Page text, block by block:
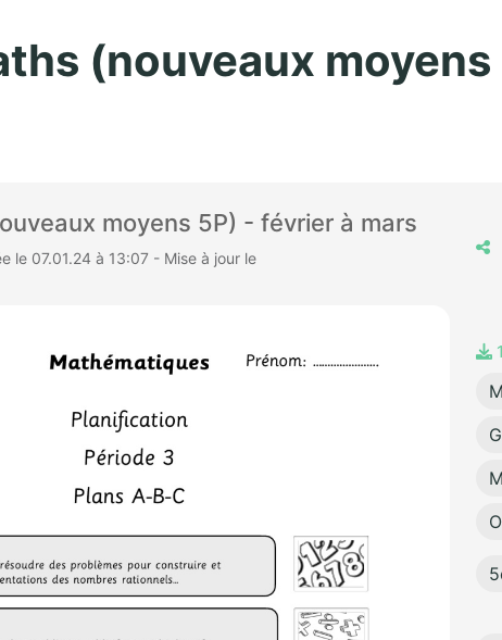
(nouveaux
moyens 5P) - février à mars
le 07.01.24 à 13:07 - Mise à jour le